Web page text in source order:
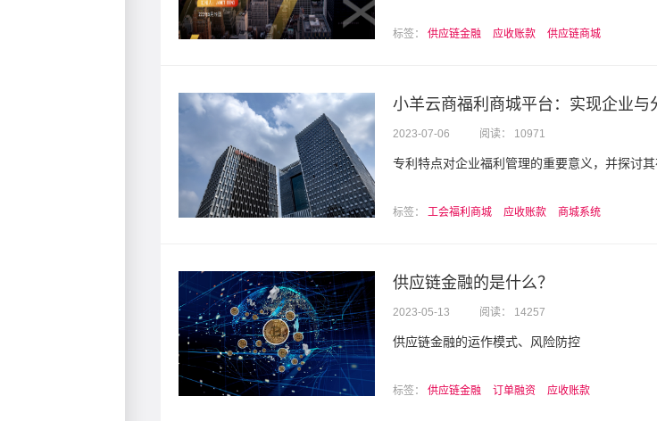
标签： 供应链金融 应收账款 供应链商城
小羊云商福利商城平台：实现企业与
2023-07-06 阅读： 10971
专利特点对企业福利管理的重要意义，并探讨
标签： 工会福利商城 应收账款 商城系统
供应链金融的是什么？
2023-05-13 阅读： 14257
供应链金融的运作模式、风险防控
标签： 供应链金融 订单融资 应收账款